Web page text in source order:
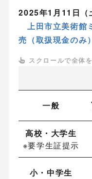
2025年1月11日（
上田市立美術館
売 （取扱現金のみ）
一般
高校・大学生
※要学生証提示
小・中学生